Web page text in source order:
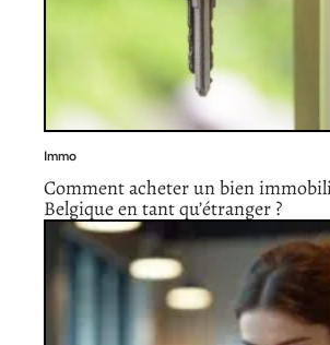
Immo
Comment acheter un bien
Belgique en tant qu’étranger ?